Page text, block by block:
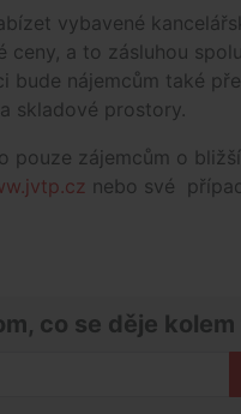
vybavené
a to zásluhou
nájemcům také
skladové prostory.
pouze zájemcům o
nebo své
co se děje